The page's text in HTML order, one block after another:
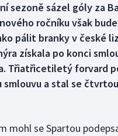
sezoně sázel góly za
ročníku však
pálit branky v české
získala po konci
Třiatřicetiletý forvard
a stal se
mohl se Spartou